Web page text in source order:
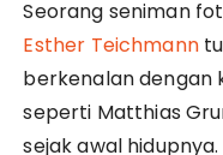
Seorang seniman
Esther Teichmann
berkenalan dengan
seperti Matthias
sejak awal